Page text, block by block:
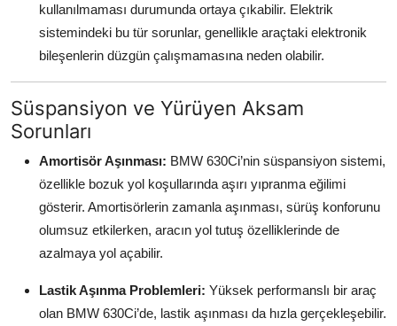
kullanılmaması durumunda ortaya çıkabilir. Elektrik
sistemindeki bu tür sorunlar, genellikle araçtaki elektronik
bileşenlerin düzgün çalışmamasına neden olabilir.
Süspansiyon ve Yürüyen Aksam
Sorunları
Amortisör Aşınması: BMW 630Ci’nin süspansiyon sistemi,
özellikle bozuk yol koşullarında aşırı yıpranma eğilimi
gösterir. Amortisörlerin zamanla aşınması, sürüş konforunu
olumsuz etkilerken, aracın yol tutuş özelliklerinde de
azalmaya yol açabilir.
Lastik Aşınma Problemleri: Yüksek performanslı bir araç
olan BMW 630Ci’de, lastik aşınması da hızla gerçekleşebilir.